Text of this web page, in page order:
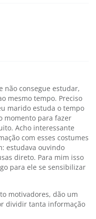
não consegue estudar,
mesmo tempo. Preciso
marido estuda o tempo
momento para fazer
Acho interessante
com esses costumes
estudava ouvindo
direto. Para mim isso
para ele se sensibilizar
motivadores, dão um
dividir tanta informação